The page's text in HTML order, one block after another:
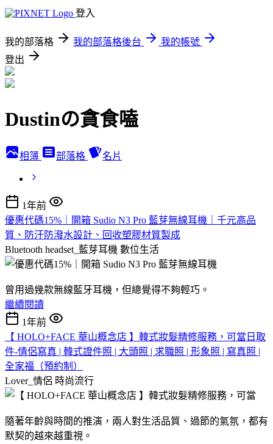
登入
我的部落格 我的部落格後台
我的帳號
登出
Dustinの貪食嗑
相簿 部落格 名片
1年前
優惠代碼15%｜開箱 Sudio N3 Pro 藍芽無線耳機｜千元高品
質、防汗防潑水設計、回收塑膠材質製成
Bluetooth headset_藍芽耳機 數位生活
曾用過幾款無線藍牙耳機，但總覺得不夠輕巧。
繼續閱讀
1年前
【 HOLO+FACE 華山概念店 】韓式妝髮精修服務，可當日取
件-情侶寫真 | 韓式證件照 | 大頭照 | 求職照 | 形象照 | 寫真照 |
全家福（預約制）
Lover_情侶 時尚流行
隨著年齡與時間的推演，兩人對生活品質、過節的氣氛，都有
默契的越來越重視。